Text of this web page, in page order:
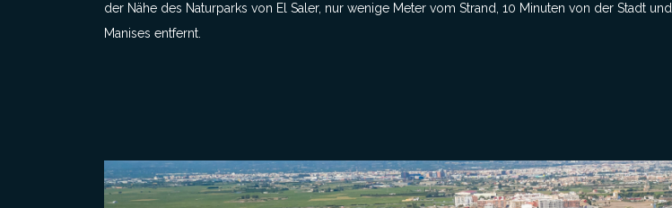
der Nähe des Naturparks von El Saler, nur wenige Meter vom Strand, 10 Minuten von der Stadt
Manises entfernt.